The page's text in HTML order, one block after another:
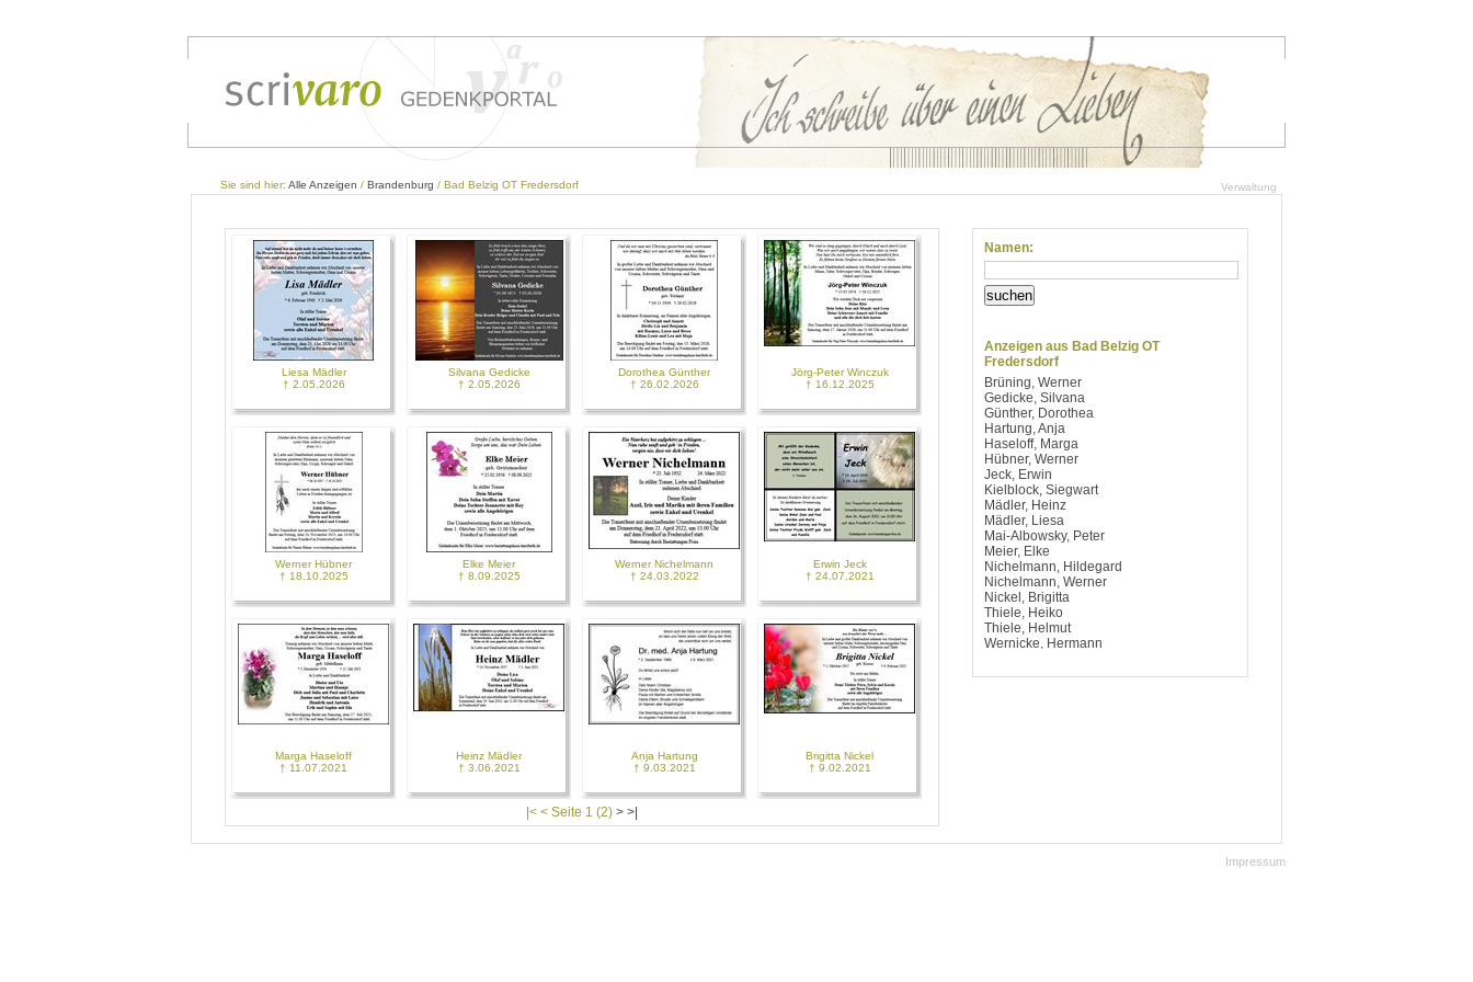
Verwaltung
Sie sind hier: Alle Anzeigen / Brandenburg / Bad Belzig OT Fredersdorf
Liesa Mädler
† 2.05.2026
Silvana Gedicke
† 2.05.2026
Dorothea Günther
† 26.02.2026
Jörg-Peter Winczuk
† 16.12.2025
Werner Hübner
† 18.10.2025
Elke Meier
† 8.09.2025
Werner Nichelmann
† 24.03.2022
Erwin Jeck
† 24.07.2021
Marga Haseloff
† 11.07.2021
Heinz Mädler
† 3.06.2021
Anja Hartung
† 9.03.2021
Brigitta Nickel
† 9.02.2021
|< < Seite 1 (2) > >|
Namen:
suchen
Anzeigen aus Bad Belzig OT
Fredersdorf
Brüning, Werner
Gedicke, Silvana
Günther, Dorothea
Hartung, Anja
Haseloff, Marga
Hübner, Werner
Jeck, Erwin
Kielblock, Siegwart
Mädler, Heinz
Mädler, Liesa
Mai-Albowsky, Peter
Meier, Elke
Nichelmann, Hildegard
Nichelmann, Werner
Nickel, Brigitta
Thiele, Heiko
Thiele, Helmut
Wernicke, Hermann
Winczuk, Jörg-Peter
Impressum